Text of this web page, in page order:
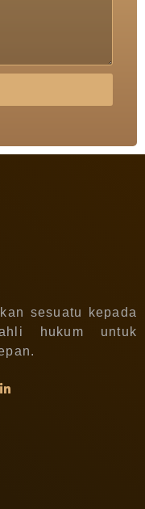
sesuatu kepada
hukum untuk